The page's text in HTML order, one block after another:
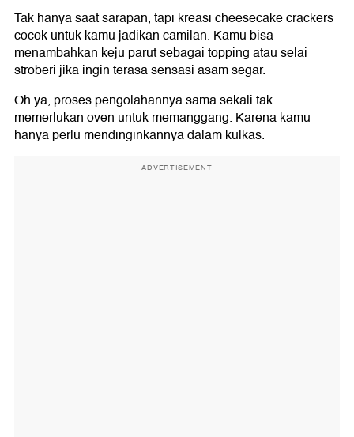
Tak hanya saat sarapan, tapi kreasi cheesecake crackers
cocok untuk kamu jadikan camilan. Kamu bisa
menambahkan keju parut sebagai topping atau selai
stroberi jika ingin terasa sensasi asam segar.
Oh ya, proses pengolahannya sama sekali tak
memerlukan oven untuk memanggang. Karena kamu
hanya perlu mendinginkannya dalam kulkas.
ADVERTISEMENT